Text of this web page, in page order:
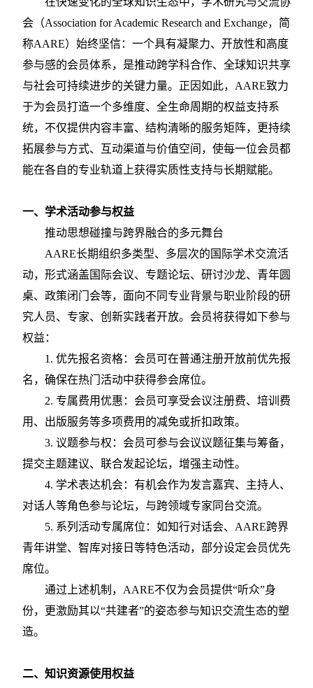
会（Association for Academic Research and Exchange，简
称AARE）始终坚信：一个具有凝聚力、开放性和高度
参与感的会员体系，是推动跨学科合作、全球知识共享
与社会可持续进步的关键力量。正因如此，AARE致力
于为会员打造一个多维度、全生命周期的权益支持系
统，不仅提供内容丰富、结构清晰的服务矩阵，更持续
拓展参与方式、互动渠道与价值空间，使每一位会员都
能在各自的专业轨道上获得实质性支持与长期赋能。
一、学术活动参与权益
推动思想碰撞与跨界融合的多元舞台
AARE长期组织多类型、多层次的国际学术交流活
动，形式涵盖国际会议、专题论坛、研讨沙龙、青年圆
桌、政策闭门会等，面向不同专业背景与职业阶段的研
究人员、专家、创新实践者开放。会员将获得如下参与
权益：
1. 优先报名资格：会员可在普通注册开放前优先报
名，确保在热门活动中获得参会席位。
2. 专属费用优惠：会员可享受会议注册费、培训费
用、出版服务等多项费用的减免或折扣政策。
3. 议题参与权：会员可参与会议议题征集与筹备，
提交主题建议、联合发起论坛，增强主动性。
4. 学术表达机会：有机会作为发言嘉宾、主持人、
对话人等角色参与论坛，与跨领域专家同台交流。
5. 系列活动专属席位：如知行对话会、 AARE跨界
青年讲堂、智库对接日等特色活动，部分设定会员优先
席位。
通过上述机制， AARE不仅为会员提供“听众”身
份，更激励其以“共建者”的姿态参与知识交流生态的塑
造。
二、知识资源使用权益